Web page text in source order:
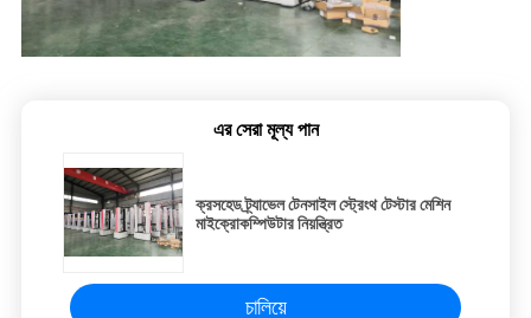
এর সেরা মূল্য পান
ক্রসহেড ট্র্যাভেল টেনসাইল স্ট্রেংথ টেস্টার মেশিন
মাইক্রোকম্পিউটার নিয়ন্ত্রিত
চালিয়ে